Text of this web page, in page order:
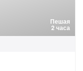
Пешая
2 часа